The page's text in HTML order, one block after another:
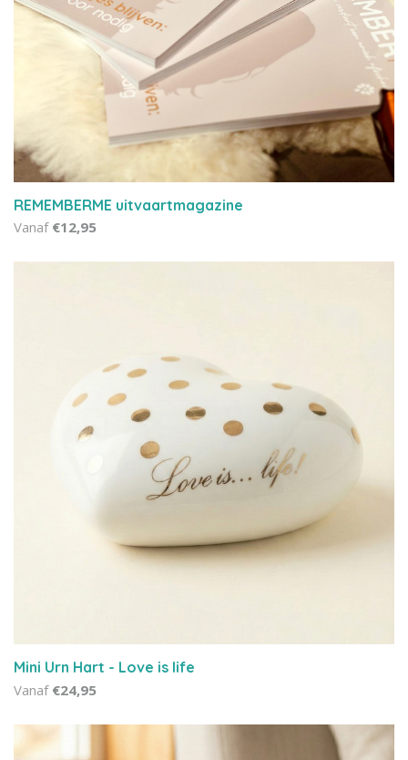
REMEMBERME uitvaartmagazine
Vanaf€12,95
Mini Urn Hart - Love is life
Vanaf€24,95